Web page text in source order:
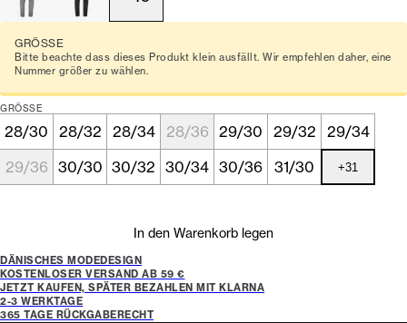
GRÖSSE
Bitte beachte dass dieses Produkt klein ausfällt. Wir empfehlen daher, eine
Nummer größer zu wählen.
GRÖSSE
28/30 28/32 28/34 28/36 29/30 29/32
29/34
29/36 30/30 30/32 30/34 30/36 31/30 +31
In den Warenkorb legen
DÄNISCHES MODEDESIGN
KOSTENLOSER VERSAND AB 59 €
JETZT KAUFEN, SPÄTER BEZAHLEN MIT KLARNA
2-3 WERKTAGE
365 TAGE RÜCKGABERECHT